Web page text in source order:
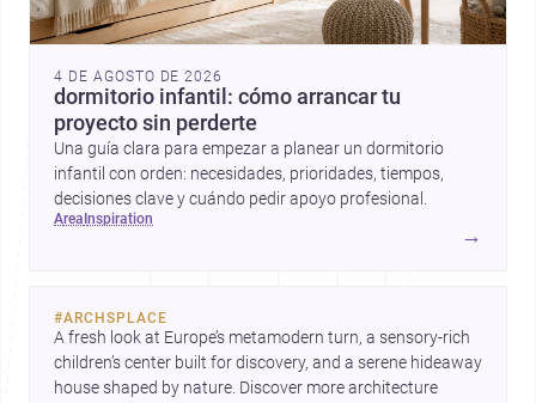
4 DE AGOSTO DE 2026
dormitorio infantil: cómo arrancar tu
proyecto sin perderte
Una guía clara para empezar a planear un dormitorio
infantil con orden: necesidades, prioridades, tiempos,
decisiones clave y cuándo pedir apoyo profesional.
area inspiration
→
#ARCHSPLACE
A fresh look at Europe’s metamodern turn, a sensory-rich
children’s center built for discovery, and a serene hideaway
house shaped by nature. Discover more architecture